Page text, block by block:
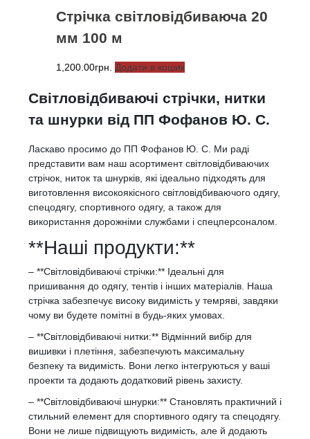
Стрічка світловідбиваюча 20
мм 100 м
1,200.00грн. Додати в кошик
Світловідбиваючі стрічки, нитки
та шнурки від ПП Фофанов Ю. С.
Ласкаво просимо до ПП Фофанов Ю. С. Ми раді
представити вам наш асортимент світловідбиваючих
стрічок, ниток та шнурків, які ідеально підходять для
виготовлення високоякісного світловідбиваючого одягу,
спецодягу, спортивного одягу, а також для
використання дорожніми службами і спецперсоналом.
**Наші продукти:**
– **Світловідбиваючі стрічки:** Ідеальні для
пришивання до одягу, тентів і інших матеріалів. Наша
стрічка забезпечує високу видимість у темряві, завдяки
чому ви будете помітні в будь-яких умовах.
– **Світловідбиваючі нитки:** Відмінний вибір для
вишивки і плетіння, забезпечують максимальну
безпеку та видимість. Вони легко інтегруються у ваші
проекти та додають додатковий рівень захисту.
– **Світловідбиваючі шнурки:** Становлять практичний і
стильний елемент для спортивного одягу та спецодягу.
Вони не лише підвищують видимість, але й додають